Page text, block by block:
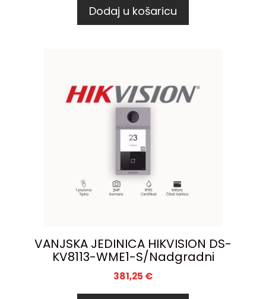
Dodaj u košaricu
VANJSKA JEDINICA HIKVISION DS-
KV8113-WME1-S/Nadgradni
381,25 €